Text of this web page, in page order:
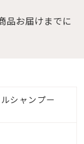
品お届けまでに
シャンプー